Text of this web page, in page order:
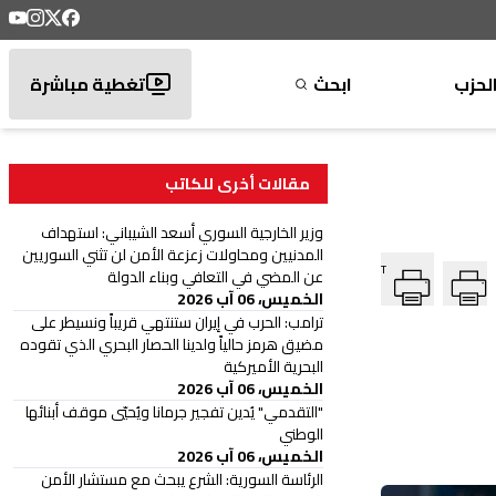
الحزب ابحث تغطية مباشرة
T
مقالات أخرى للكاتب
وزير الخارجية السوري أسعد الشيباني: استهداف
المدنيين ومحاولات زعزعة الأمن لن تثني السوريين
عن المضي في التعافي وبناء الدولة
الخميس، 06 آب 2026
ترامب: الحرب في إيران ستنتهي قريباً ونسيطر على
مضيق هرمز حالياً ولدينا الحصار البحري الذي تقوده
البحرية الأميركية
الخميس، 06 آب 2026
"التقدمي" يُدين تفجير جرمانا ويُحيّي موقف أبنائها
الوطني
الخميس، 06 آب 2026
الرئاسة السورية: الشرع يبحث مع مستشار الأمن